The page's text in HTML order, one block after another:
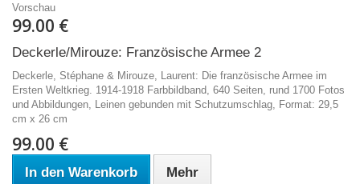
Vorschau
99.00 €
Deckerle/Mirouze: Französische Armee 2
Deckerle, Stéphane & Mirouze, Laurent: Die französische Armee im
Ersten Weltkrieg. 1914-1918 Farbbildband, 640 Seiten, rund 1700 Fotos
und Abbildungen, Leinen gebunden mit Schutzumschlag, Format: 29,5
cm x 26 cm
99.00 €
In den Warenkorb Mehr